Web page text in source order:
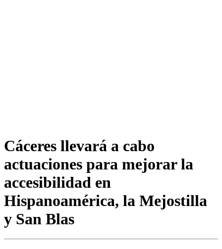
Cáceres llevará a cabo
actuaciones para mejorar la
accesibilidad en
Hispanoamérica, la Mejostilla
y San Blas